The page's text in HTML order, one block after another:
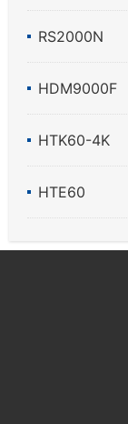
RS2000N
HDM9000F
HTK60-4K
HTE60